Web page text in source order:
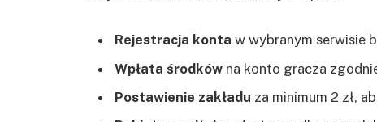
Rejestracja konta w wybranym serwisie
Wpłata środków na konto gracza
Postawienie zakładu za minimum 2 zł,